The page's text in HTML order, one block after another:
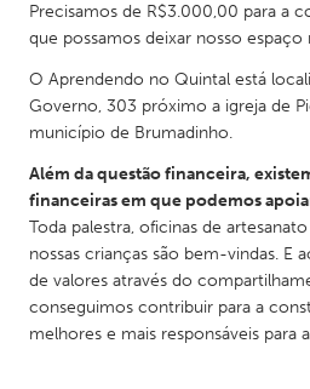
Peekskill, NY
Poughkeepsie, NY
Rhode
Rockport, MA
San Francisco, CA
San
Santa Cruz, CA
South Bend, IN
State College, PA
Precisamos de R$3.000,00 para a
que possamos deixar nosso
O Aprendendo no Quintal está
Governo, 303 próximo a igreja de
município de Brumadinho.
Além da questão financeira,
financeiras em que podemos
Toda palestra, oficinas de
nossas crianças são bem-vindas. E
de valores através do
conseguimos contribuir para a
melhores e mais responsáveis para